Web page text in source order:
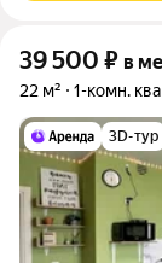
39 500 ₽ в
22 м² 1-комн.
3D-тур